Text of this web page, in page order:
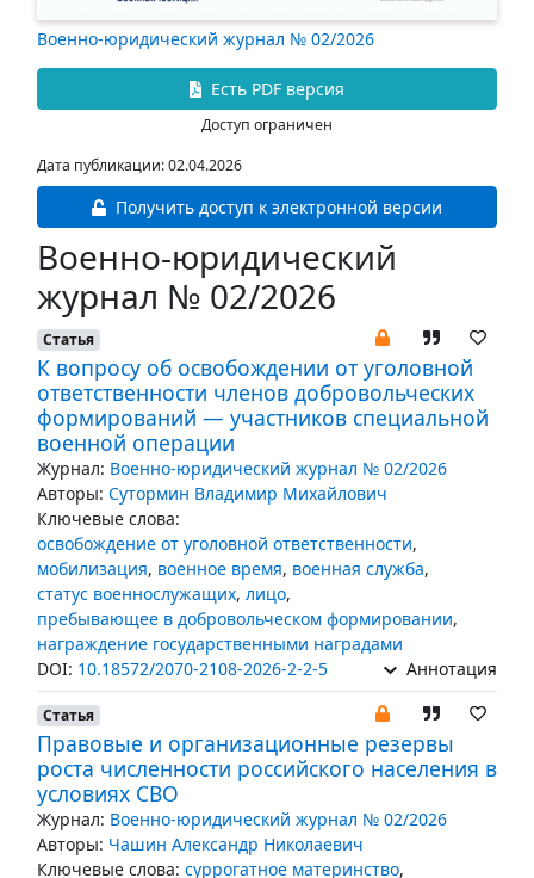
Военно-юридический журнал № 02/2026
Есть PDF версия
Доступ ограничен
Дата публикации: 02.04.2026
Получить доступ к электронной версии
Военно-юридический
журнал № 02/2026
Статья
К вопросу об освобождении от уголовной
ответственности членов добровольческих
формирований — участников специальной
военной операции
Журнал: Военно-юридический журнал № 02/2026
Авторы: Сутормин Владимир Михайлович
Ключевые слова:
освобождение от уголовной ответственности,
мобилизация, военное время, военная служба,
статус военнослужащих, лицо,
пребывающее в добровольческом формировании,
награждение государственными наградами
DOI: 10.18572/2070-2108-2026-2-2-5 Аннотация
Статья
Правовые и организационные резервы
роста численности российского населения в
условиях СВО
Журнал: Военно-юридический журнал № 02/2026
Авторы: Чашин Александр Николаевич
Ключевые слова: суррогатное материнство,